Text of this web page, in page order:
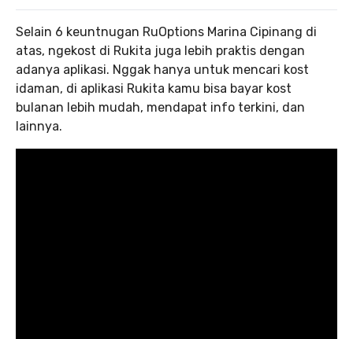
Selain 6 keuntnugan RuOptions Marina Cipinang di
atas, ngekost di Rukita juga lebih praktis dengan
adanya aplikasi. Nggak hanya untuk mencari kost
idaman, di aplikasi Rukita kamu bisa bayar kost
bulanan lebih mudah, mendapat info terkini, dan
lainnya.